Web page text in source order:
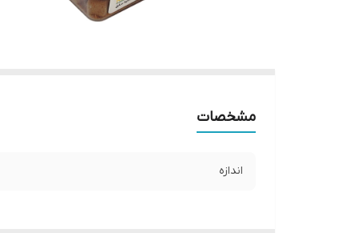
مشخصات
اندازه